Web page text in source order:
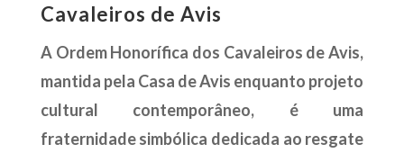
Cavaleiros de Avis
A Ordem Honorífica dos Cavaleiros de Avis,
mantida pela Casa de Avis enquanto projeto
cultural contemporâneo, é uma
fraternidade simbólica dedicada ao resgate